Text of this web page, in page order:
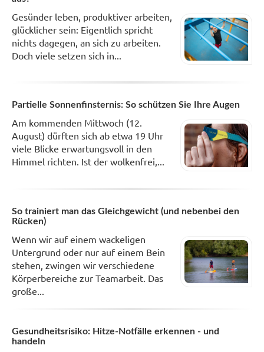
Gesünder leben, produktiver arbeiten,
glücklicher sein: Eigentlich spricht
nichts dagegen, an sich zu arbeiten.
Doch viele setzen sich in...
Partielle Sonnenfinsternis: So schützen Sie Ihre Augen
Am kommenden Mittwoch (12.
August) dürften sich ab etwa 19 Uhr
viele Blicke erwartungsvoll in den
Himmel richten. Ist der wolkenfrei,...
So trainiert man das Gleichgewicht (und nebenbei den
Rücken)
Wenn wir auf einem wackeligen
Untergrund oder nur auf einem Bein
stehen, zwingen wir verschiedene
Körperbereiche zur Teamarbeit. Das
große...
Gesundheitsrisiko: Hitze-Notfälle erkennen - und
handeln